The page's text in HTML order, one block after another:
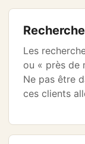
Les
ou « près de
Ne pas être
ces clients